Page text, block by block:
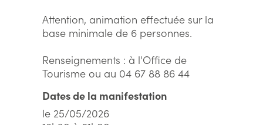
Attention, animation effectuée sur la
base minimale de 6 personnes.
Renseignements : à l'Office de
Tourisme ou au 04 67 88 86 44
Dates de la manifestation
le 25/05/2026